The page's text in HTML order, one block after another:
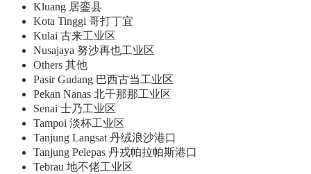
Kluang 居銮县
Kota Tinggi 哥打丁宜
Kulai 古来工业区
Nusajaya 努沙再也工业区
Others 其他
Pasir Gudang 巴西古当工业区
Pekan Nanas 北干那那工业区
Senai 士乃工业区
Tampoi 淡杯工业区
Tanjung Langsat 丹绒浪沙港口
Tanjung Pelepas 丹戎帕拉帕斯港口
Tebrau 地不佬工业区